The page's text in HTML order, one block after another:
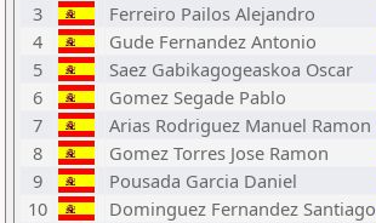
3
Ferreiro Pailos Alejandro
4
Gude Fernandez Antonio
5
Saez Gabikagogeaskoa Oscar
6
Gomez Segade Pablo
7
Arias Rodriguez Manuel Ramon
8
Gomez Torres Jose Ramon
9
Pousada Garcia Daniel
10
Dominguez Fernandez Santiago